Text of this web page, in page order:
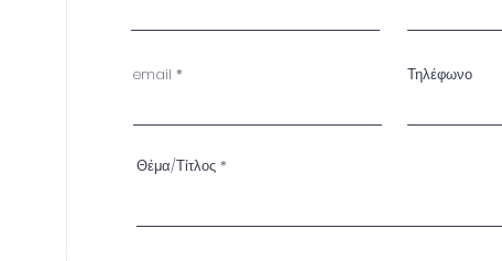
email Τηλέφωνο
Θέμα/Τίτλος